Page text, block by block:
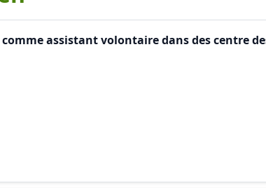
assistant volontaire dans des centre